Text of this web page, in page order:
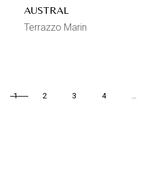
AUSTRAL
Terrazzo Marin
1 2 3 4 …